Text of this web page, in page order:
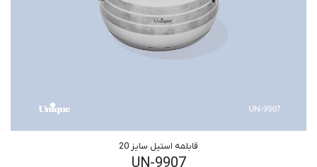
قابلمه استیل سایز 20